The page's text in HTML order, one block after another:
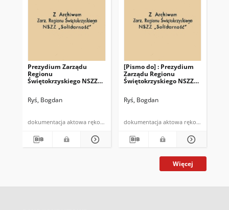
Prezydium Zarządu
Regionu
Świętokrzyskiego NSZZ
Ryś, Bogdan
dokumentacja aktowa rękopis
[Pismo do] : Prezydium
Zarządu Regionu
Świętokrzyskiego NSZZ
Ryś, Bogdan
dokumentacja aktowa rękopis
Więcej